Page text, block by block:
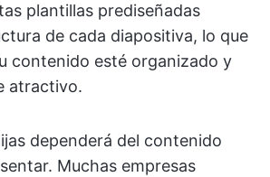
plantillas prediseñadas
de cada diapositiva, lo que
contenido esté organizado y
atractivo.
dependerá del contenido
Muchas empresas